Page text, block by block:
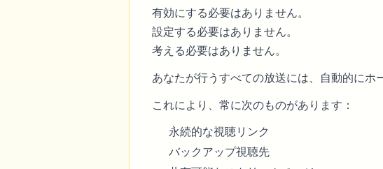
有効にする必要はありません。
設定する必要はありません。
考える必要はありません。
あなたが行うすべての放送には、自動的にホ
これにより、常に次のものがあります：
永続的な視聴リンク
バックアップ視聴先